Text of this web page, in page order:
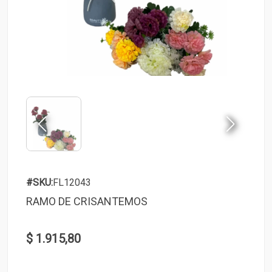
#SKU:FL12043
RAMO DE CRISANTEMOS
$ 1.915,80